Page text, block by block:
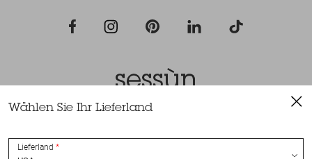
Wählen Sie Ihr Lieferland
Lieferland